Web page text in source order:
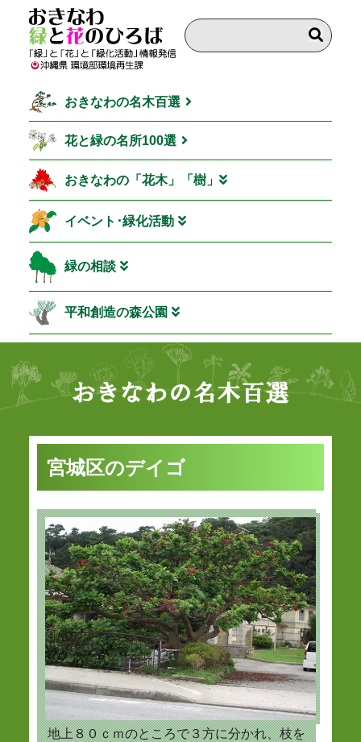
おきなわの名木百選
花と緑の名所100選
おきなわの「花木」「樹」
イベント･緑化活動
緑の相談
平和創造の森公園
宮城区のデイゴ
地上８０ｃｍのところで３方に分かれ、枝を